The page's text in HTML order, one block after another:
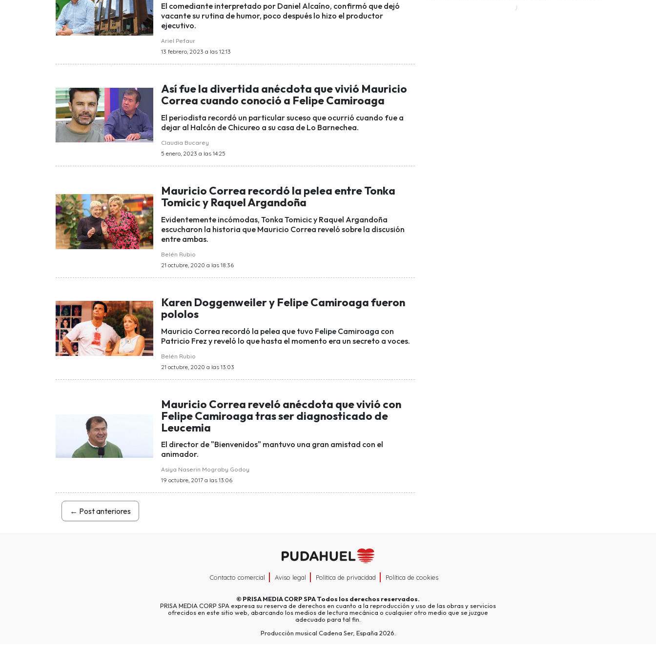
El comediante interpretado por Daniel Alcaíno, confirmó que dejó
vacante su rutina de humor, poco después lo hizo el productor
ejecutivo.
Ariel Pefaur
13 febrero, 2023 a las 12:13
Así fue la divertida anécdota que vivió Mauricio
Correa cuando conoció a Felipe Camiroaga
El periodista recordó un particular suceso que ocurrió cuando fue a
dejar al Halcón de Chicureo a su casa de Lo Barnechea.
Claudia Bucarey
5 enero, 2023 a las 14:25
Mauricio Correa recordó la pelea entre Tonka
Tomicic y Raquel Argandoña
Evidentemente incómodas, Tonka Tomicic y Raquel Argandoña
escucharon la historia que Mauricio Correa reveló sobre la discusión
entre ambas.
Belén Rubio
21 octubre, 2020 a las 18:36
Karen Doggenweiler y Felipe Camiroaga fueron
pololos
Mauricio Correa recordó la pelea que tuvo Felipe Camiroaga con
Patricio Frez y reveló lo que hasta el momento era un secreto a voces.
Belén Rubio
21 octubre, 2020 a las 13:03
Mauricio Correa reveló anécdota que vivió con
Felipe Camiroaga tras ser diagnosticado de
Leucemia
El director de "Bienvenidos" mantuvo una gran amistad con el
animador.
Asiya Naserin Mograby Godoy
19 octubre, 2017 a las 13:06
← Post anteriores
Contacto comercial Aviso legal Política de privacidad Política de cookies
© PRISA MEDIA CORP SPATodos los derechos reservados.
PRISA MEDIA CORP SPA expresa su reserva de derechos en cuanto a la reproducción y uso de las obras y servicios
ofrecidos en este sitio web, abarcando los medios de lectura mecánica o cualquier otro medio que se juzgue
adecuado para tal fin.
Producción musical Cadena Ser, España 2026.